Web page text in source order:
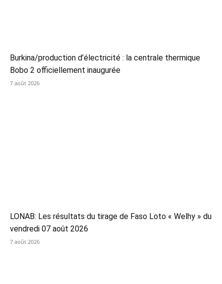
Burkina/production d’électricité : la centrale thermique
Bobo 2 officiellement inaugurée
7 août 2026
LONAB: Les résultats du tirage de Faso Loto « Welhy » du
vendredi 07 août 2026
7 août 2026